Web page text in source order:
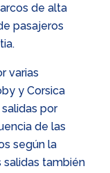
de alta
pasajeros
varias
y Corsica
salidas por
de las
según la
salidas también